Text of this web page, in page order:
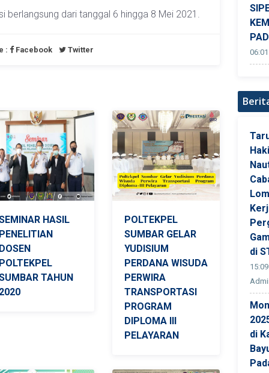
berlangsung dari tanggal 6 hingga 8 Mei 2021.
: Facebook Twitter
HASIL
TAHUN
POLTEKPEL
SUMBAR GELAR
YUDISIUM
PERDANA WISUDA
PERWIRA
TRANSPORTASI
PROGRAM
DIPLOMA III
PELAYARAN
di
di